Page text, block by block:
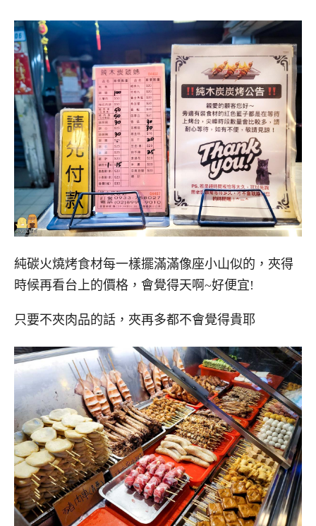
純碳火燒烤食材每一樣擺滿滿像座小山似的，夾得
時候再看台上的價格，會覺得天啊~好便宜!
只要不夾肉品的話，夾再多都不會覺得貴耶